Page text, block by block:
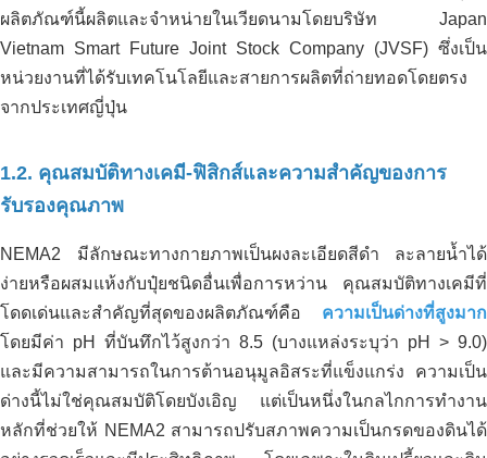
ผลิตภัณฑ์นี้ผลิตและจำหน่ายในเวียดนามโดยบริษัท Japan
Vietnam Smart Future Joint Stock Company (JVSF) ซึ่งเป็น
หน่วยงานที่ได้รับเทคโนโลยีและสายการผลิตที่ถ่ายทอดโดยตรง
จากประเทศญี่ปุ่น
1.2. คุณสมบัติทางเคมี-ฟิสิกส์และความสำคัญของการ
รับรองคุณภาพ
NEMA2 มีลักษณะทางกายภาพเป็นผงละเอียดสีดำ ละลายน้ำได้
ง่ายหรือผสมแห้งกับปุ๋ยชนิดอื่นเพื่อการหว่าน คุณสมบัติทางเคมีที่
โดดเด่นและสำคัญที่สุดของผลิตภัณฑ์คือ ความเป็นด่างที่สูงมาก
โดยมีค่า pH ที่บันทึกไว้สูงกว่า 8.5 (บางแหล่งระบุว่า pH > 9.0)
และมีความสามารถในการต้านอนุมูลอิสระที่แข็งแกร่ง ความเป็น
ด่างนี้ไม่ใช่คุณสมบัติโดยบังเอิญ แต่เป็นหนึ่งในกลไกการทำงาน
หลักที่ช่วยให้ NEMA2 สามารถปรับสภาพความเป็นกรดของดินได้